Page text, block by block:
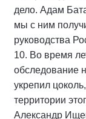
дело. Адам
мы с ним
руководства
10. Во время
обследование
укрепил
территории
Александр